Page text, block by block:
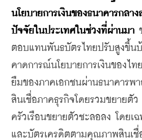
นโยบายการเงินของธนาคารกลา
ปัจจัยในประเทศในช่วงที่ผ่านมา
ตอบแทนพันธบัตรไทยปรับสูงขึ้น
คาดการณ์นโยบายการเงินของไ
ยืมของภาคเอกชนผ่านธนาคารพ
สินเชื่อภาคธุรกิจโดยรวมขยายตั
ครัวเรือนขยายตัวชะลอลง โดยเฉ
และบัตรเครดิตตามคุณภาพสินเชื่